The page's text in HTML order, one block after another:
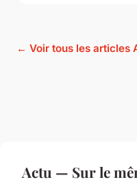
← Voir tous les articles
Actu — Sur le